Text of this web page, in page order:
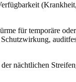
für temporäre
nächtlichen